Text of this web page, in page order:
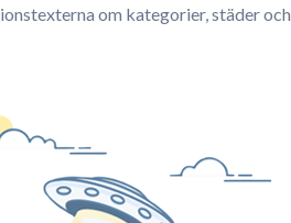
om kategorier, städer och